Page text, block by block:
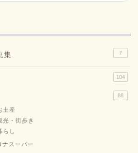
集 7
104
88
土産
光・街歩き
らし
ナスーパー